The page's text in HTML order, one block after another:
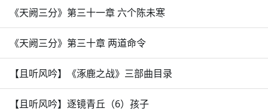
《天阙三分》第三十一章 六个陈未寒
《天阙三分》第三十章 两道命令
【且听风吟】《涿鹿之战》三部曲目录
【且听风吟】逐镜青丘（6）孩子